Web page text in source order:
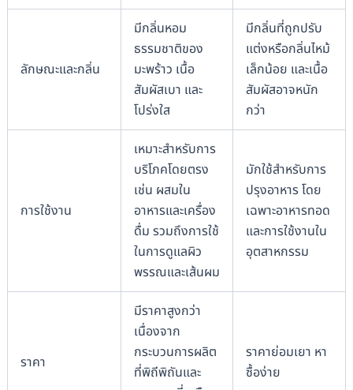
ลักษณะและกลิ่น
มีกลิ่นหอม
ธรรมชาติของ
มะพร้าว เนื้อ
สัมผัสเบา และ
โปร่งใส
มีกลิ่นที่ถูกปรับ
แต่งหรือกลิ่นไหม้
เล็กน้อย และเนื้อ
สัมผัสอาจหนัก
กว่า
การใช้งาน
เหมาะสำหรับการ
บริโภคโดยตรง
เช่น ผสมใน
อาหารและเครื่อง
ดื่ม รวมถึงการใช้
ในการดูแลผิว
พรรณและเส้นผม
มักใช้สำหรับการ
ปรุงอาหาร โดย
เฉพาะอาหารทอด
และการใช้งานใน
อุตสาหกรรม
ราคา
มีราคาสูงกว่า
เนื่องจาก
กระบวนการผลิต
ที่พิถีพิถันและ
ราคาย่อมเยา หา
ซื้อง่าย